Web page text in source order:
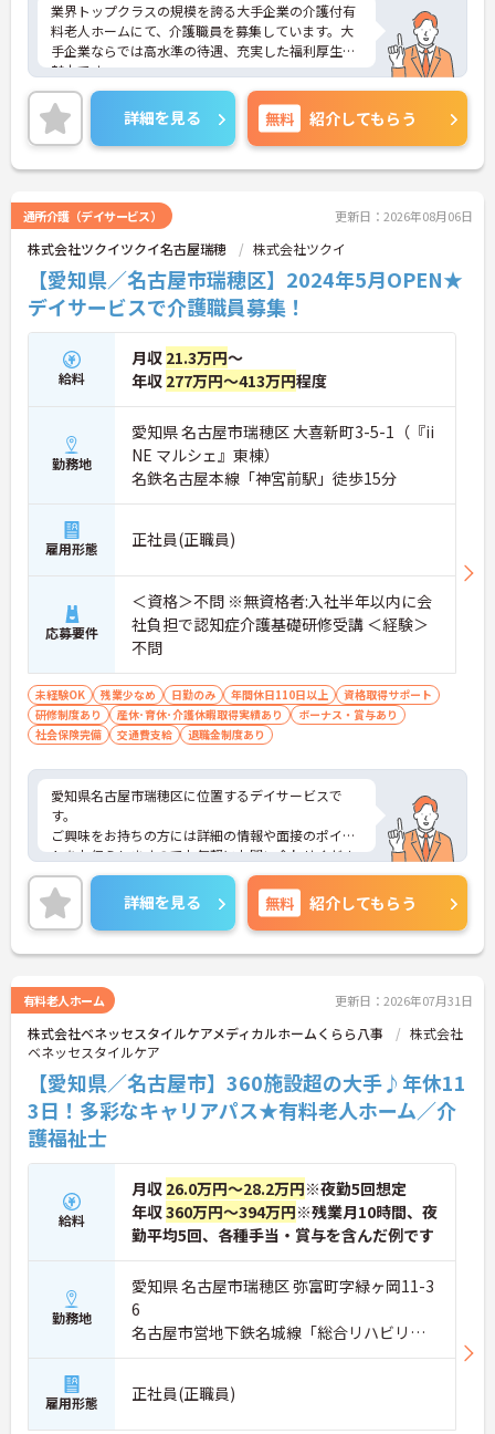
業界トップクラスの規模を誇る大手企業の介護付有
料老人ホームにて、介護職員を募集しています。大
手企業ならでは高水準の待遇、充実した福利厚生が
魅力です。
ご興味ある方には、面接対策ポイントなど、さらに
詳細をお話しいたしますのでお気軽にご相談くださ
い。
詳細を見る 無料 紹介してもらう
通所介護（デイサービス） 更新日：2026年08月06日
株式会社ツクイツクイ名古屋瑞穂 株式会社ツクイ
【愛知県／名古屋市瑞穂区】2024年5月OPEN★
デイサービスで介護職員募集！
給料
月収 21.3万円～
年収 277万円～413万円程度
勤務地
愛知県 名古屋市瑞穂区 大喜新町3-5-1（『ii
NE マルシェ』東棟）
名鉄名古屋本線「神宮前駅」徒歩15分
雇用形態 正社員(正職員)
応募要件
＜資格＞不問 ※無資格者:入社半年以内に会
社負担で認知症介護基礎研修受講 ＜経験＞
不問
未経験OK 残業少なめ 日勤のみ 年間休日110日以上
資格取得サポート
研修制度あり
産休･育休･介護休暇取得実績あり
ボーナス・賞与あり
社会保険完備
交通費支給 退職金制度あり
愛知県名古屋市瑞穂区に位置するデイサービスで
す。
ご興味をお持ちの方には詳細の情報や面接のポイン
トをお伝えしますのでお気軽にお問い合わせくださ
いませ。
詳細を見る 無料 紹介してもらう
有料老人ホーム 更新日：2026年07月31日
株式会社ベネッセスタイルケアメディカルホームくらら八事
株式会社
ベネッセスタイルケア
【愛知県／名古屋市】360施設超の大手♪年休11
3日！多彩なキャリアパス★有料老人ホーム／介
護福祉士
給料
月収 26.0万円～28.2万円※夜勤5回想定
年収360万円～394万円※残業月10時間、夜
勤平均5回、各種手当・賞与を含んだ例です
勤務地
愛知県 名古屋市瑞穂区 弥富町字緑ヶ岡11-3
6
名古屋市営地下鉄名城線「総合リハビリセ
ンター駅」徒歩6分
雇用形態 正社員(正職員)